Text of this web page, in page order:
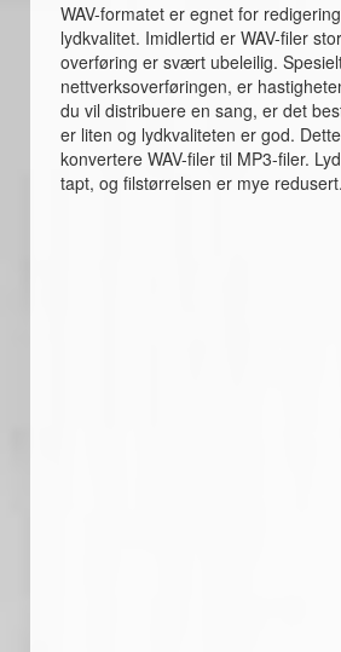
WAV-formatet er egnet for
lydkvalitet. Imidlertid er WAV-filer
overføring er svært ubeleilig.
nettverksoverføringen, er
du vil distribuere en sang, er det
er liten og lydkvaliteten er god.
konvertere WAV-filer til MP3-filer.
tapt, og filstørrelsen er mye redusert.